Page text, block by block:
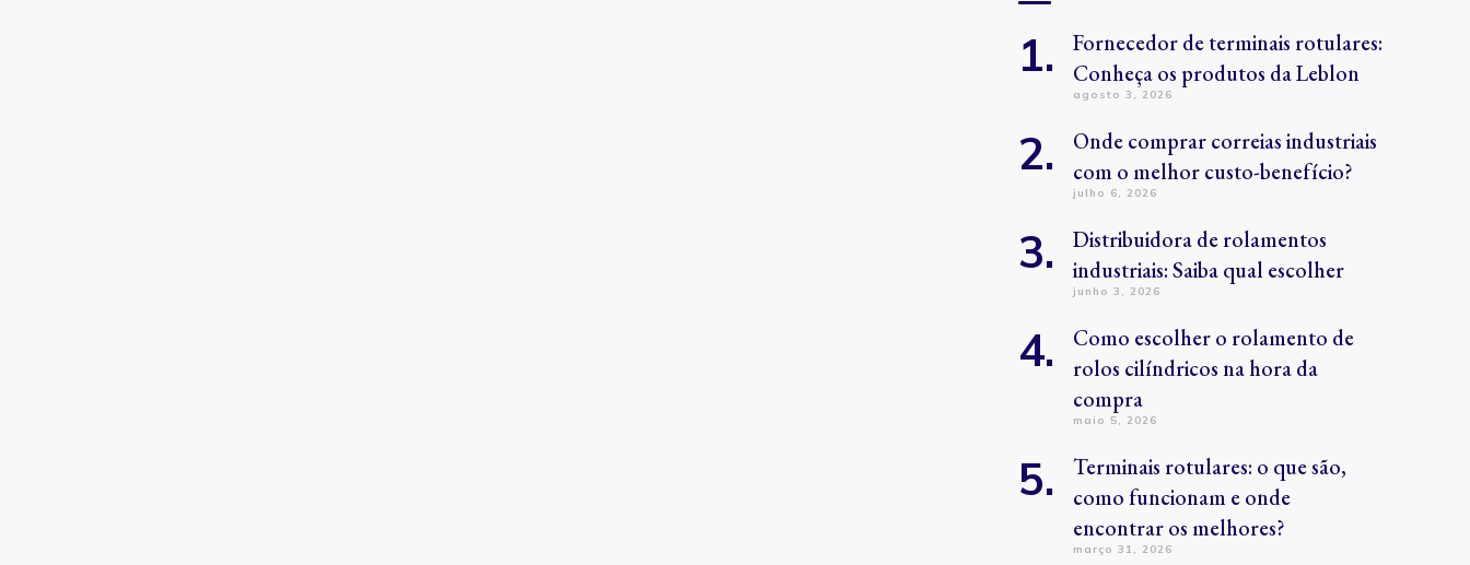
Fornecedor de terminais rotulares:
Conheça os produtos da Leblon
agosto 3, 2026
Onde comprar correias industriais
com o melhor custo-benefício?
julho 6, 2026
Distribuidora de rolamentos
industriais: Saiba qual escolher
junho 3, 2026
Como escolher o rolamento de
rolos cilíndricos na hora da
compra
maio 5, 2026
Terminais rotulares: o que são,
como funcionam e onde
encontrar os melhores?
março 31, 2026